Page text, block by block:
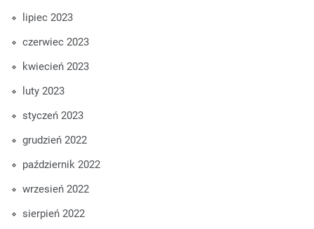
lipiec 2023
czerwiec 2023
kwiecień 2023
luty 2023
styczeń 2023
grudzień 2022
październik 2022
wrzesień 2022
sierpień 2022